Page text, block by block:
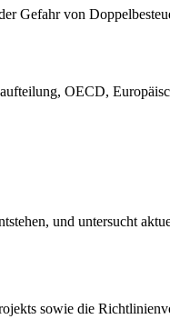
Gefahr von
OECD,
und untersucht
sowie die